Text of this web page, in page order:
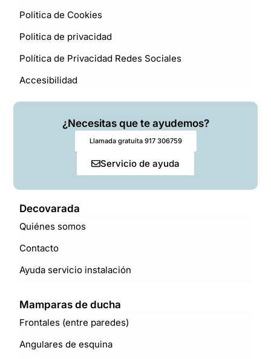
Politica de Cookies
Politica de privacidad
Política de Privacidad Redes Sociales
Accesibilidad
¿Necesitas que te ayudemos?
Llamada gratuita 917 306759
Servicio de ayuda
Decovarada
Quiénes somos
Contacto
Ayuda servicio instalación
Mamparas de ducha
Frontales (entre paredes)
Angulares de esquina